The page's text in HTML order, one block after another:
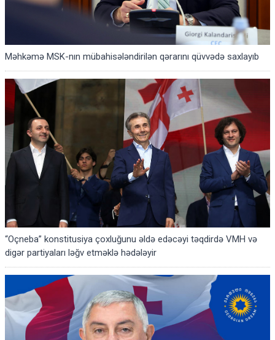
Məhkəmə MSK-nın mübahisələndirilən qərarını qüvvədə saxlayıb
“Oçneba” konstitusiya çoxluğunu əldə edəcəyi təqdirdə VMH və
digər partiyaları ləğv etməklə hədələyir